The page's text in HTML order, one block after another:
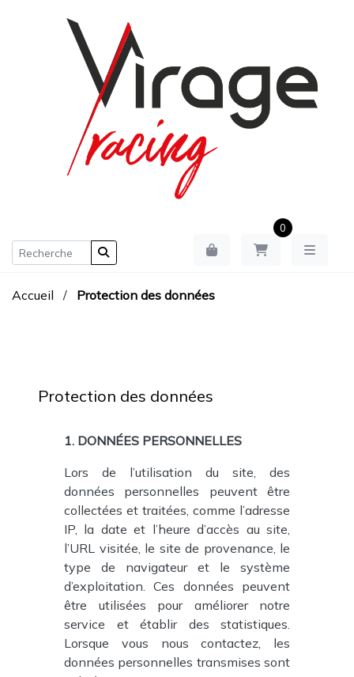
0
Accueil / Protection des données
Protection des données
1. DONNÉES PERSONNELLES
Lors de l’utilisation du site, des
données personnelles peuvent être
collectées et traitées, comme l’adresse
IP, la date et l’heure d’accès au site,
l’URL visitée, le site de provenance, le
type de navigateur et le système
d’exploitation. Ces données peuvent
être utilisées pour améliorer notre
service et établir des statistiques.
Lorsque vous nous contactez, les
données personnelles transmises sont